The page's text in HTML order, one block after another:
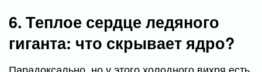
6. Теплое сердце ледяного
гиганта: что скрывает ядро?